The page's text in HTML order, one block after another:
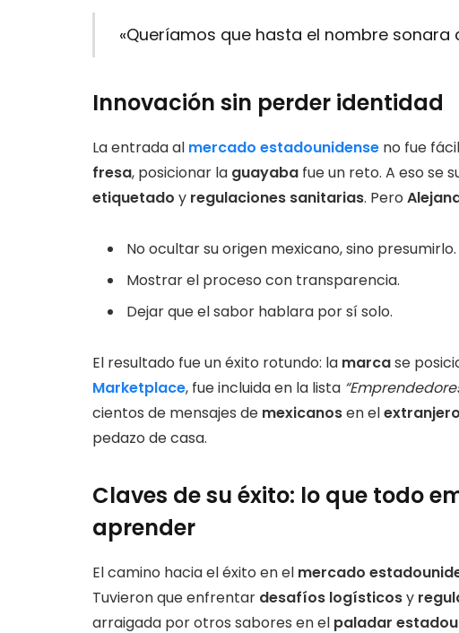
«Queríamos que hasta el nombre sonara
Innovación sin perder identidad
La entrada al mercado estadounidense no fue
fresa, posicionar la guayaba fue un reto. A eso se
etiquetado y regulaciones sanitarias. Pero
No ocultar su origen mexicano, sino presumirlo.
Mostrar el proceso con transparencia.
Dejar que el sabor hablara por sí solo.
El resultado fue un éxito rotundo: la marcase
Marketplace, fue incluida en la lista
cientos de mensajes de mexicanosen elextranjero
pedazo de casa.
Claves de su éxito: lo que todo
aprender
El camino hacia el éxito en el mercado
Tuvieron que enfrentar desafíos logísticosy
arraigada por otros sabores en el paladar